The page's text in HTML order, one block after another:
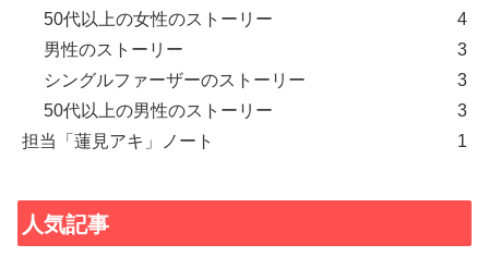
50代以上の女性のストーリー
4
男性のストーリー
3
シングルファーザーのストーリー
3
50代以上の男性のストーリー
3
担当「蓮見アキ」ノート
1
人気記事